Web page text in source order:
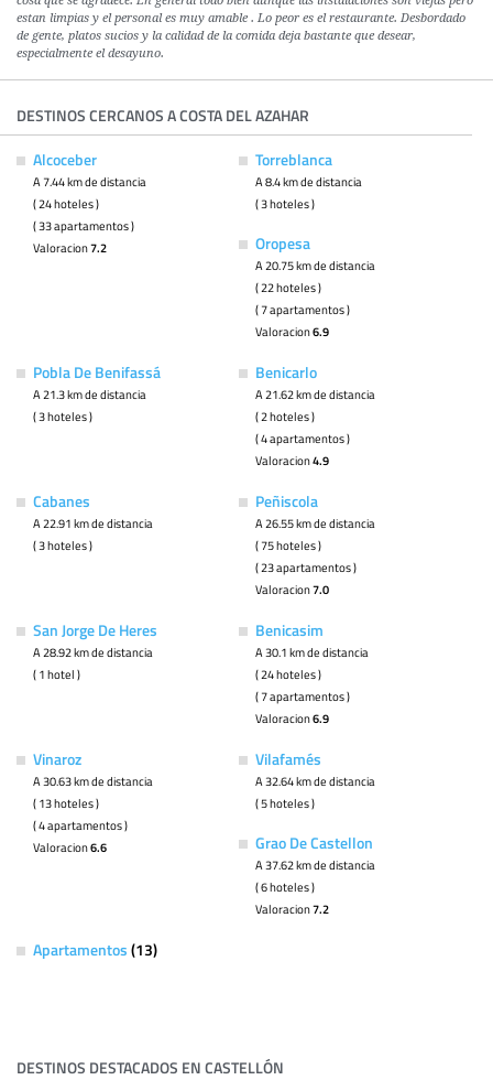
estan limpias y el personal es muy amable . Lo peor es el restaurante. Desbordado
de gente, platos sucios y la calidad de la comida deja bastante que desear,
especialmente el desayuno.
DESTINOS CERCANOS A COSTA DEL AZAHAR
Alcoceber
A 7.44 km de distancia
( 24 hoteles )
( 33 apartamentos )
Valoracion7.2
Torreblanca
A 8.4 km de distancia
( 3 hoteles )
Oropesa
A 20.75 km de distancia
( 22 hoteles )
( 7 apartamentos )
Valoracion6.9
Pobla De Benifassá
A 21.3 km de distancia
( 3 hoteles )
Benicarlo
A 21.62 km de distancia
( 2 hoteles )
( 4 apartamentos )
Valoracion4.9
Cabanes
A 22.91 km de distancia
( 3 hoteles )
Peñiscola
A 26.55 km de distancia
( 75 hoteles )
( 23 apartamentos )
Valoracion7.0
San Jorge De Heres
A 28.92 km de distancia
( 1 hotel )
Benicasim
A 30.1 km de distancia
( 24 hoteles )
( 7 apartamentos )
Valoracion6.9
Vinaroz
A 30.63 km de distancia
( 13 hoteles )
( 4 apartamentos )
Valoracion6.6
Vilafamés
A 32.64 km de distancia
( 5 hoteles )
Grao De Castellon
A 37.62 km de distancia
( 6 hoteles )
Valoracion7.2
Apartamentos (13)
DESTINOS DESTACADOS EN CASTELLÓN